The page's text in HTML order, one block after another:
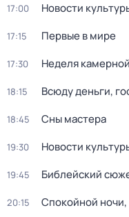
17:00 Новости
17:15 Первые в мире
17:30 Неделя
18:15 Всюду деньги,
18:45 Сны мастера
19:30 Новости
19:45 Библейский
20:15 Спокойной